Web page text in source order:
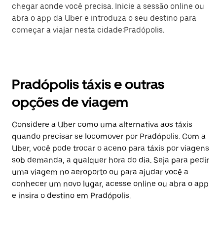
chegar aonde você precisa. Inicie a sessão online ou
abra o app da Uber e introduza o seu destino para
começar a viajar nesta cidade:Pradópolis.
Pradópolis táxis e outras
opções de viagem
Considere a Uber como uma alternativa aos táxis
quando precisar se locomover por Pradópolis. Com a
Uber, você pode trocar o aceno para táxis por viagens
sob demanda, a qualquer hora do dia. Seja para pedir
uma viagem no aeroporto ou para ajudar você a
conhecer um novo lugar, acesse online ou abra o app
e insira o destino em Pradópolis.